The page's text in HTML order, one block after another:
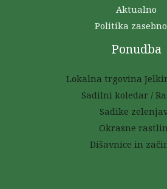
Aktualno
Politika
Ponudba
Lokalna trgovina
Sadilni koledar /
Sadike
Okrasne
Dišavnice in